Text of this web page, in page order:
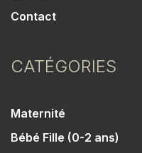
Contact
CATÉGORIES
Maternité
Bébé Fille (0-2 ans)